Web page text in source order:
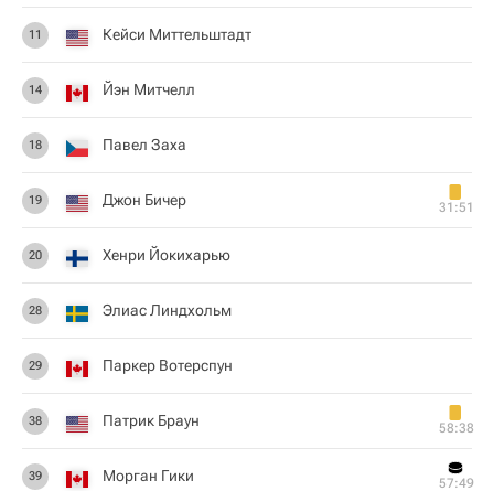
11 Кейси Миттельштадт
14 Йэн Митчелл
18 Павел Заха
19 Джон Бичер 31:51
20 Хенри Йокихарью
28 Элиас Линдхольм
29 Паркер Вотерспун
38 Патрик Браун 58:38
39 Морган Гики 57:49